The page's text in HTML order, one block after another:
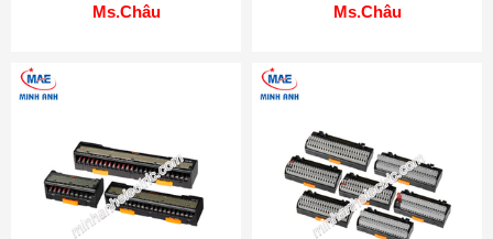
Ms.Châu
Ms.Châu